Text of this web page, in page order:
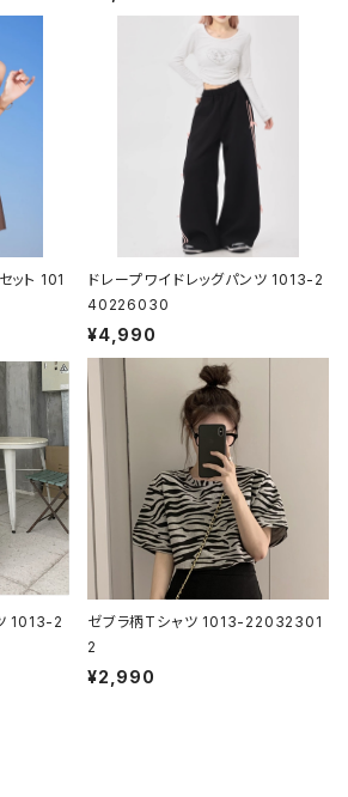
ット 101
ドレープワイドレッグパンツ 1013-2
40226030
¥4,990
1013-2
ゼブラ柄Tシャツ 1013-22032301
2
¥2,990